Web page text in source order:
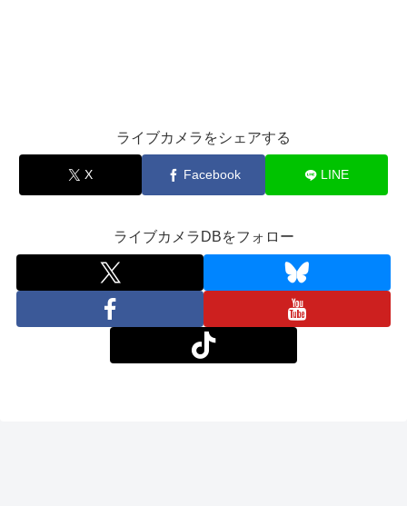
ライブカメラをシェアする
X Facebook LINE
ライブカメラDBをフォロー